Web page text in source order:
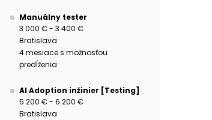
Manuálny tester
3 000 € - 3 400 €
Bratislava
4 mesiace s možnosťou
predĺženia
AI Adoption inžinier [Testing]
5 200 € - 6 200 €
Bratislava